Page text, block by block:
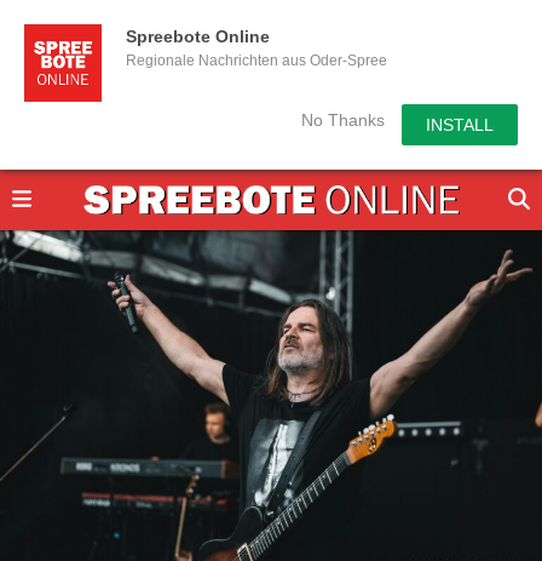
Spreebote Online
Regionale Nachrichten aus Oder-Spree
No Thanks INSTALL